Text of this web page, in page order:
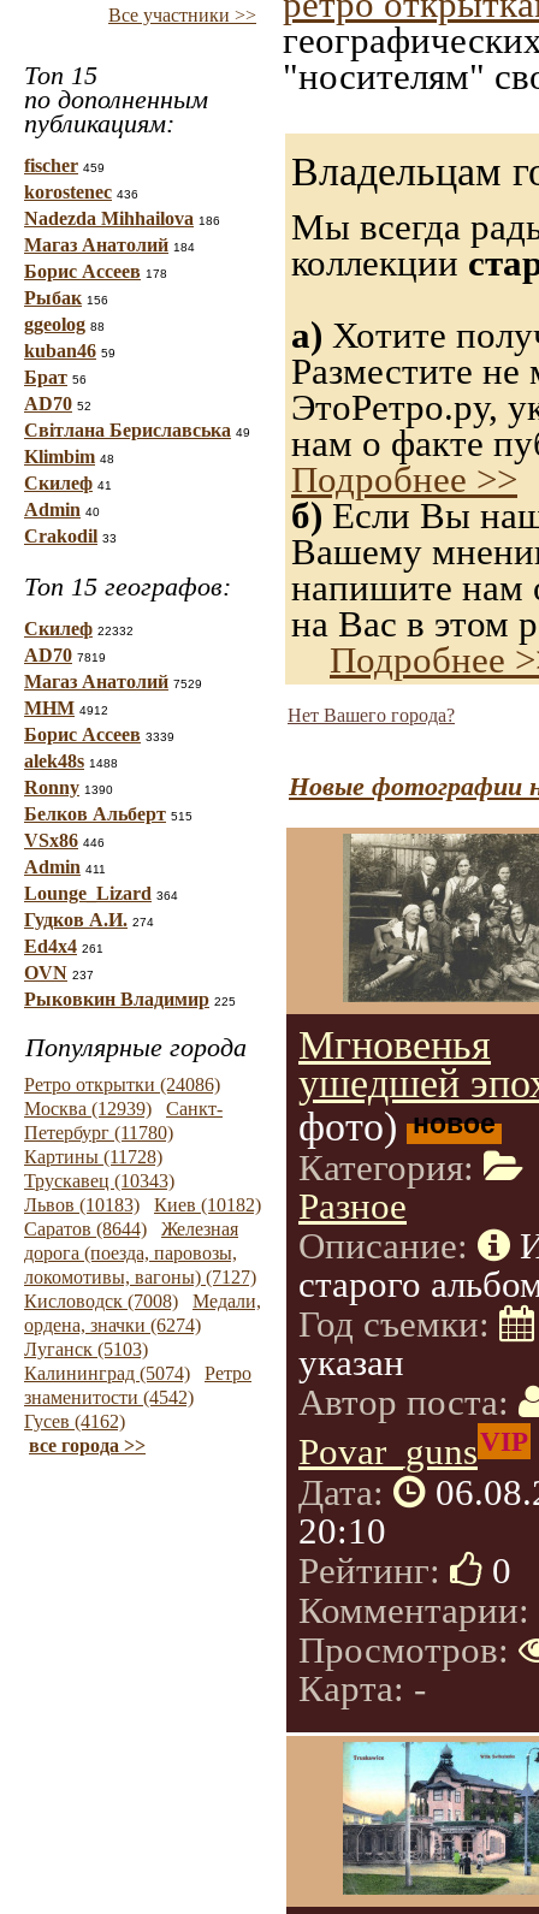
Все участники >>
Топ 15
по дополненным
публикациям:
fischer 459
korostenec 436
Nadezda Mihhailova 186
Магаз Анатолий 184
Борис Ассеев 178
Рыбак 156
ggeolog 88
kuban46 59
Брат 56
AD70 52
Світлана Бериславська 49
Klimbim 48
Скилеф 41
Admin 40
Crakodil 33
Топ 15 географов:
Скилеф 22332
AD70 7819
Магаз Анатолий 7529
МНМ 4912
Борис Ассеев 3339
alek48s 1488
Ronny 1390
Белков Альберт 515
VSx86 446
Admin 411
Lounge_Lizard 364
Гудков А.И. 274
Ed4x4 261
OVN 237
Рыковкин Владимир 225
Популярные города
Ретро открытки (24086)
Москва (12939)
Санкт-
Петербург (11780)
Картины (11728)
Трускавец (10343)
Львов (10183)
Киев (10182)
Саратов (8644)
Железная
дорога (поезда, паровозы,
локомотивы, вагоны) (7127)
Кисловодск (7008)
Медали,
ордена, значки (6274)
Луганск (5103)
Калининград (5074)
Ретро
знаменитости (4542)
Гусев (4162)
все города >>
"носителям"
Владельцам
Мы всегда
коллекции
а) Хотите
Разместите
ЭтоРетро.ру,
нам о факте
Подробнее >>
б) Если Вы
Вашему
напишите нам
на Вас в этом
Подробнее
Нет Вашего города?
Новые фотографии
Мгновенья
ушедшей
фото) новое
Категория:
Разное
Описание:
старого
Год съемки:
указан
Автор поста:
Povar_gunsVIP
Дата:
20:10
Рейтинг:
0
Комментарии:
Просмотров:
Карта: -